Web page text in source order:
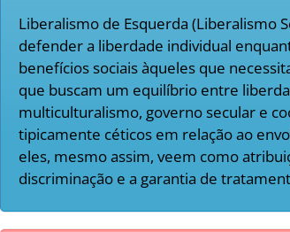
Liberalismo de Esquerda (Liberalismo
defender a liberdade individual
benefícios sociais àqueles que
que buscam um equilíbrio entre
multiculturalismo, governo secular e
tipicamente céticos em relação ao
eles, mesmo assim, veem como
discriminação e a garantia de